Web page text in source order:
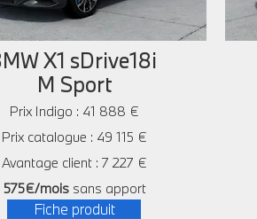
X1 sDrive18i
M Sport
Prix Indigo : 41 888 €
Prix catalogue : 49 115 €
Avantage client : 7 227 €
575€/moissans apport
Fiche produit